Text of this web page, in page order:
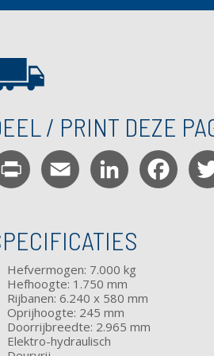
/ PRINT DEZE
Print Email LinkedIn
Hefvermogen: 7.000 kg
Hefhoogte: 1.750 mm
Rijbanen: 6.240 x 580 mm
Oprijhoogte: 245 mm
Doorrijbreedte: 2.965 mm
Elektro-hydraulisch